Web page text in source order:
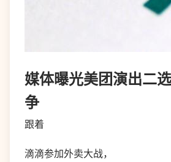
媒体曝光美团演出二
争
跟着
滴滴参加外卖大战，